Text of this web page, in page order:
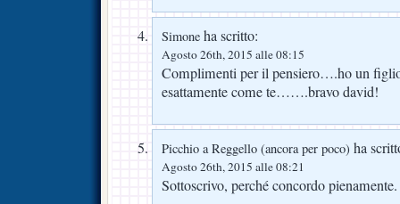
Simone ha scritto:
Agosto 26th, 2015 alle 08:15
Complimenti per il pensiero….ho un
esattamente come te…….bravo david!
Picchio a Reggello (ancora per poco) ha
Agosto 26th, 2015 alle 08:21
Sottoscrivo, perché concordo pienamente.